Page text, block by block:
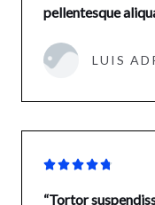
pellentesque
LUIS

“Tortor